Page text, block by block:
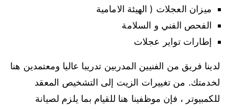
ميزان العجلات ( الهيئة الامامية
الفحص الفني و السلامة
إطارات تواير عجلات
لدينا فريق من الفنيين المدربين تدريبا عاليا ومعتمدين هنا
لخدمتك. من تغييرات الزيت إلى التشخيص المعقد
للكمبيوتر ، فإن موظفينا هنا للقيام بما يلزم لصيانة